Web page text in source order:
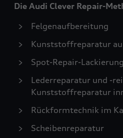
Die Audi Clever Repair-
Felgenaufbereitung
Kunststoffreparatur
Spot-Repair-Lackierung
Lederreparatur und -
Kunststoffreparatur
Rückformtechnik im
Scheibenreparatur